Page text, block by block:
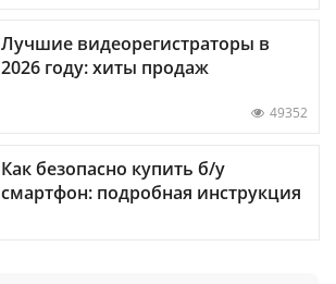
Лучшие видеорегистраторы в
2026 году: хиты продаж
49352
Как безопасно купить б/у
смартфон: подробная инструкция